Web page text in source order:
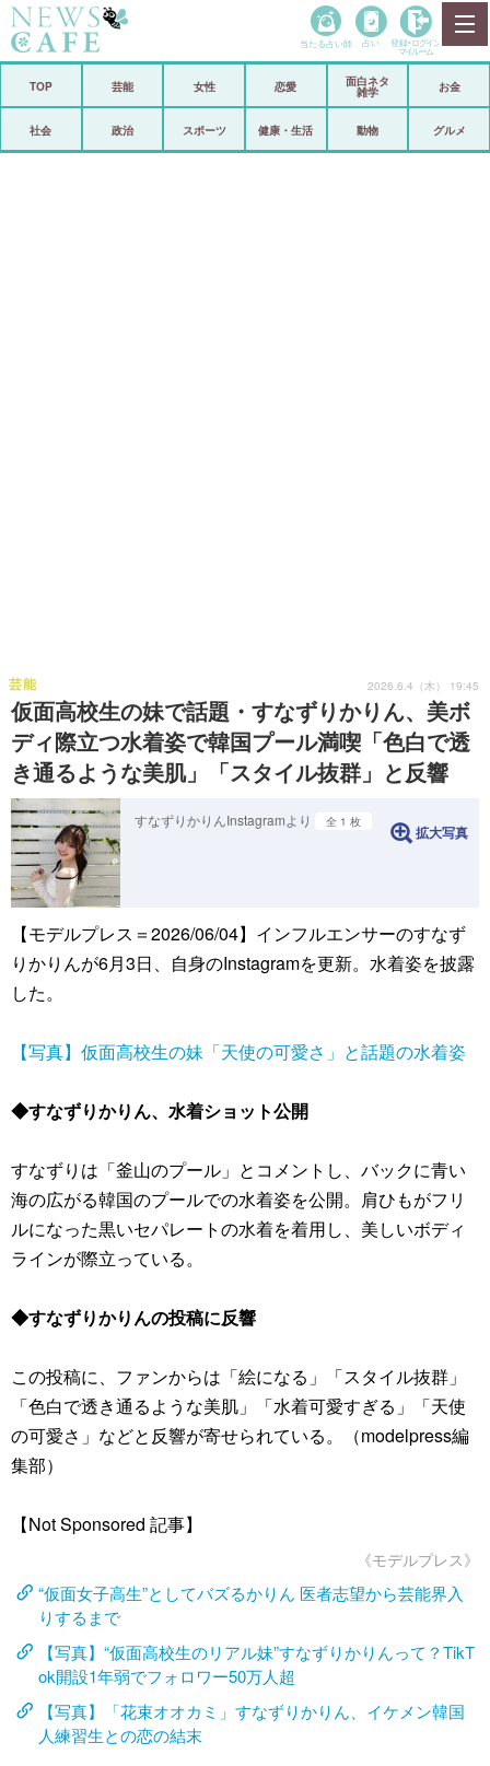
政治
当たる占い師 占い 登録• ログイン
マイルーム
TOP 芸能 女性 恋愛
面白ネタ
雑学
お金
社会 政治 スポーツ 健康・生活 動物 グルメ
仮面高校生の妹で話題・すなずりかりん、美ボ
ディ際立つ水着姿で韓国プール満喫「色白で透
き通るような美肌」「スタイル抜群」と反響
芸能 2026.6.4（木） 19:45
すなずりかりんInstagramより 全 1 枚
拡大写真
【モデルプレス＝2026/06/04】インフルエンサーのすなず
りかりんが6月3日、自身のInstagramを更新。水着姿を披露
した。
【写真】仮面高校生の妹「天使の可愛さ」と話題の水着姿
◆すなずりかりん、水着ショット公開
すなずりは「釜山のプール」とコメントし、バックに青い
海の広がる韓国のプールでの水着姿を公開。肩ひもがフリ
ルになった黒いセパレートの水着を着用し、美しいボディ
ラインが際立っている。
◆すなずりかりんの投稿に反響
この投稿に、ファンからは「絵になる」「スタイル抜群」
「色白で透き通るような美肌」「水着可愛すぎる」「天使
の可愛さ」などと反響が寄せられている。（modelpress編
集部）
【Not Sponsored 記事】
《モデルプレス》
“仮面女子高生”としてバズるかりん 医者志望から芸能界入
りするまで
【写真】“仮面高校生のリアル妹”すなずりかりんって？TikT
ok開設1年弱でフォロワー50万人超
【写真】「花束オオカミ」すなずりかりん、イケメン韓国
人練習生との恋の結末